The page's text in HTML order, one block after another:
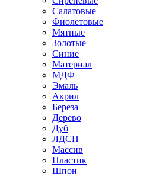
Салатовые
Фиолетовые
Мятные
Золотые
Синие
Материал
МДФ
Эмаль
Акрил
Береза
Дерево
Дуб
ЛДСП
Массив
Пластик
Шпон